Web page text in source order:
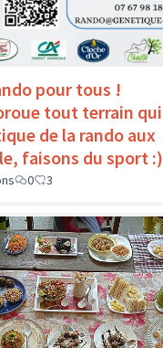
pour tous !
tout terrain qui
de la rando aux
faisons du sport :)
0 3